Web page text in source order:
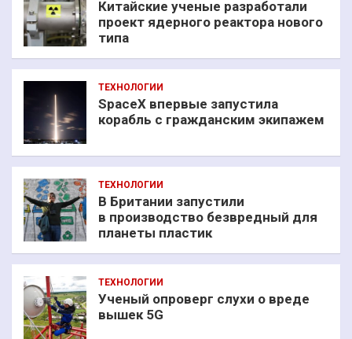
Китайские ученые разработали
проект ядерного реактора нового
типа
ТЕХНОЛОГИИ
SpaceX впервые запустила
корабль с гражданским экипажем
ТЕХНОЛОГИИ
В Британии запустили
в производство безвредный для
планеты пластик
ТЕХНОЛОГИИ
Ученый опроверг слухи о вреде
вышек 5G